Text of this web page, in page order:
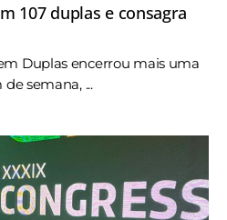
107 duplas e consagra
Duplas encerrou mais uma
semana, ...